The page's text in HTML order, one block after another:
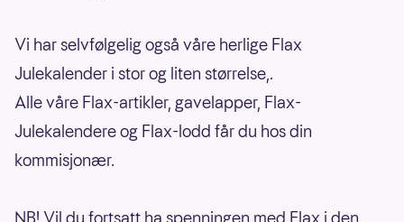
Vi har selvfølgelig også våre herlige Flax
Julekalender i stor og liten størrelse,.
Alle våre Flax-artikler, gavelapper, Flax-
Julekalendere og Flax-lodd får du hos din
kommisjonær.